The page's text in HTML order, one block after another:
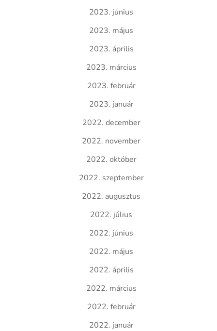
2023. június
2023. május
2023. április
2023. március
2023. február
2023. január
2022. december
2022. november
2022. október
2022. szeptember
2022. augusztus
2022. július
2022. június
2022. május
2022. április
2022. március
2022. február
2022. január